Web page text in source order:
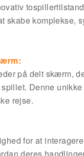
skabe komplekse,
på delt skærm,
Denne
rejse.
for at